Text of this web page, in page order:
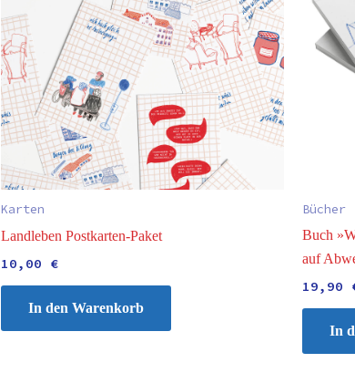
Karten
Landleben Postkarten-Paket
10,00 €
In den Warenkorb
Bücher
Buch
auf
19,90
In